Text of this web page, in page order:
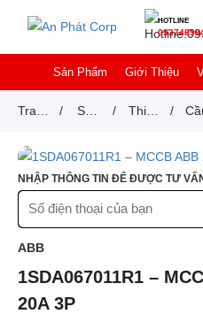
HOTLINE
Sản Phẩm Giới Thiệu
Trang
chủ
/ Sản / Thiết
đóng
cắt
/
NHẬP THÔNG TIN ĐỂ ĐƯỢC TƯ
ABB
1SDA067011R1 –
20A 3P